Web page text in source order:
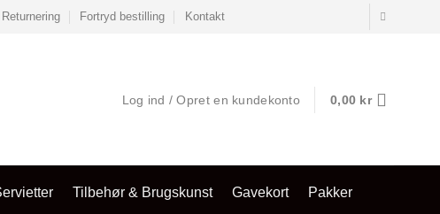
Returnering Fortryd bestilling Kontakt
Log ind / Opret en kundekonto 0,00 kr
Tilbehør & Brugskunst Gavekort Pakker